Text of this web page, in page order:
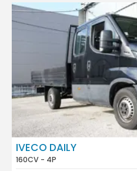
IVECO DAILY
160CV - 4P